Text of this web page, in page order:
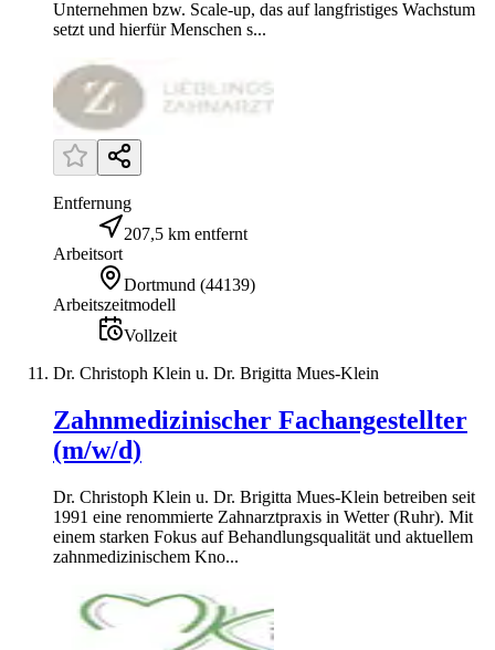
Unternehmen bzw. Scale-up, das auf langfristiges Wachstum
setzt und hierfür Menschen s...
Entfernung
207,5 km entfernt
Arbeitsort
Dortmund (44139)
Arbeitszeitmodell
Vollzeit
Dr. Christoph Klein u. Dr. Brigitta Mues-Klein
Zahnmedizinischer Fachangestellter
(m/w/d)
Dr. Christoph Klein u. Dr. Brigitta Mues-Klein betreiben seit
1991 eine renommierte Zahnarztpraxis in Wetter (Ruhr). Mit
einem starken Fokus auf Behandlungsqualität und aktuellem
zahnmedizinischem Kno...